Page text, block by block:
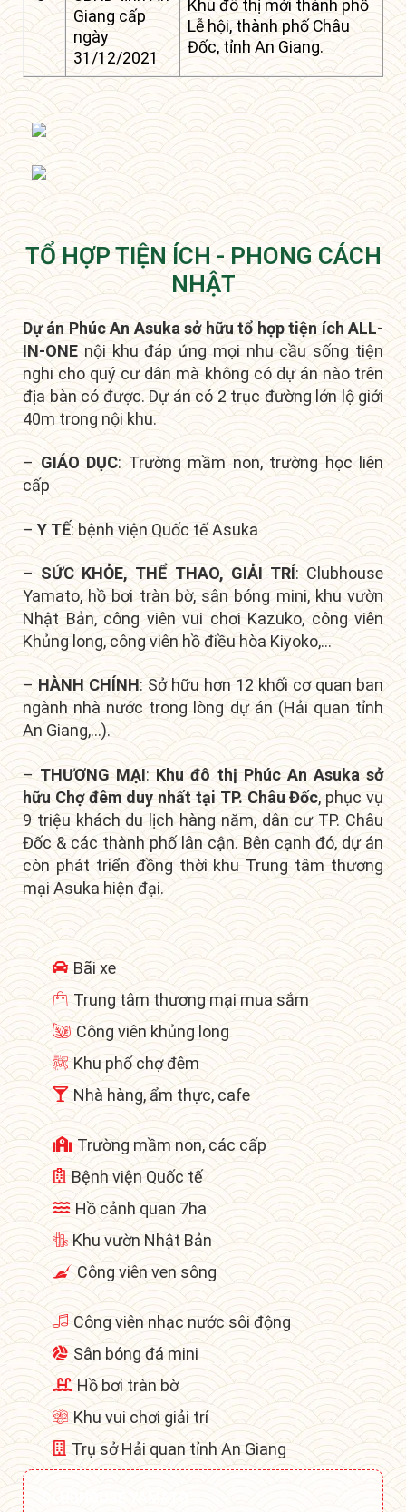
Giang cấp
ngày
31/12/2021
Khu đô thị mới thành phố
Lễ hội, thành phố Châu
Đốc, tỉnh An Giang.
TỔ HỢP TIỆN ÍCH - PHONG CÁCH
NHẬT
Dự án Phúc An Asuka sở hữu tổ hợp tiện ích ALL-
IN-ONEnội khu đáp ứng mọi nhu cầu sống tiện
nghi cho quý cư dân mà không có dự án nào trên
địa bàn có được.Dự án có 2 trục đường lớn lộ giới
40m trong nội khu.
–GIÁO DỤC: Trường mầm non, trường học liên
cấp
– Y TẾ: bệnh viện Quốc tế Asuka
– SỨC KHỎE, THỂ THAO, GIẢI TRÍ: Clubhouse
Yamato, hồ bơi tràn bờ, sân bóng mini, khu vườn
Nhật Bản, công viên vui chơi Kazuko, công viên
Khủng long, công viên hồ điều hòa Kiyoko,…
–HÀNH CHÍNH: Sở hữu hơn 12 khối cơ quan ban
ngành nhà nước trong lòng dự án (Hải quan tỉnh
An Giang,…).
–THƯƠNG MẠI: Khu đô thị Phúc An Asuka sở
hữuChợ đêm duy nhất tại TP. Châu Đốc, phục vụ
9 triệu khách du lịch hàng năm, dân cư TP. Châu
Đốc & các thành phố lân cận. Bên cạnh đó, dự án
còn phát triển đồng thời khuTrung tâm thương
mại Asuka hiện đại.
Bãi xe
Trung tâm thương mại mua sắm
Công viên khủng long
Khu phố chợ đêm
Nhà hàng, ẩm thực, cafe
Trường mầm non, các cấp
Bệnh viện Quốc tế
Hồ cảnh quan 7ha
Khu vườn Nhật Bản
Công viên ven sông
Công viên nhạc nước sôi động
Sân bóng đá mini
Hồ bơi tràn bờ
Khu vui chơi giải trí
Trụ sở Hải quan tỉnh An Giang